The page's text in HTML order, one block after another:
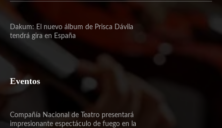
Dakum: El nuevo álbum de Prisca Dávila
tendrá gira en España
Eventos
Compañía Nacional de Teatro presentará
impresionante espectáculo de fuego en la